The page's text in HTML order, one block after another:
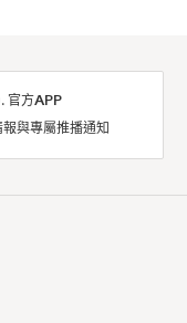
官方APP
與專屬推播通知